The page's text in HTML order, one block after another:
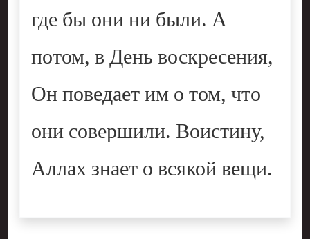
где бы они ни были. А
потом, в День воскресения,
Он поведает им о том, что
они совершили. Воистину,
Аллах знает о всякой вещи.